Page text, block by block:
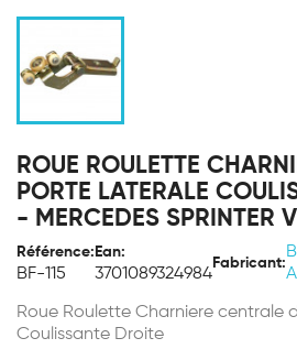
ROUE ROULETTE
PORTE LATERALE
- MERCEDES SPRINTER
Référence:
BF-115
Ean:
3701089324984
Fabricant:
Roue Roulette Charniere centrale
Coulissante Droite